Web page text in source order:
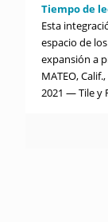
Tiempo de
Esta
espacio de
expansión a
MATEO,
2021 — Tile y